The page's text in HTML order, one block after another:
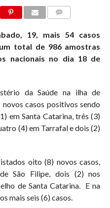
19, mais 54 casos
total de 986 amostras
nacionais no dia 18 de
da Saúde na ilha de
casos positivos sendo
em Santa Catarina, três (3)
(4) em Tarrafal e dois (2)
oito (8) novos casos,
São Filipe, dois (2) nos
de Santa Catarina. E na
mais seis (6) casos.